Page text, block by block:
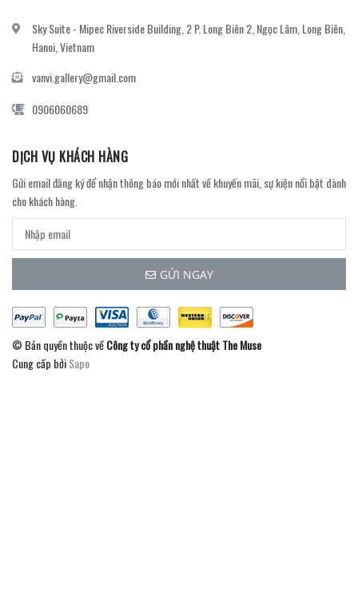
Sky Suite - Mipec Riverside Building, 2 P. Long Biên 2, Ngọc Lâm, Long Biên,
Hanoi, Vietnam
vanvi.gallery@gmail.com
0906060689
DỊCH VỤ KHÁCH HÀNG
Gửi email đăng ký để nhận thông báo mới nhất về khuyến mãi, sự kiện nổi bật dành
cho khách hàng.
GỬI NGAY
© Bản quyền thuộc vềCông ty cổ phần nghệ thuật The Muse
Cung cấp bởiSapo